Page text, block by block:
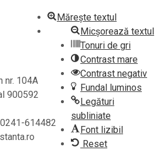
nr. 104A
900592
614482
Mărește textul
Micșorează textul
Tonuri de gri
Contrast mare
Contrast negativ
Fundal luminos
Legături
subliniate
Font lizibil
Reset